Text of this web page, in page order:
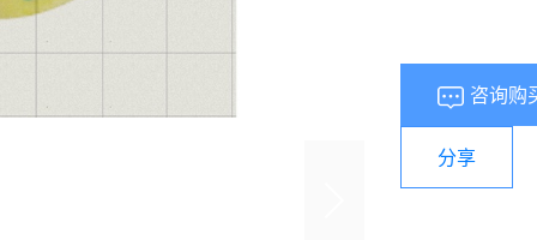
咨询购
分享